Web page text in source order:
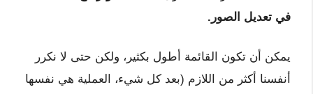
في تعديل الصور.
يمكن أن تكون القائمة أطول بكثير، ولكن حتى لا نكرر
أنفسنا أكثر من اللازم (بعد كل شيء، العملية هي نفسها